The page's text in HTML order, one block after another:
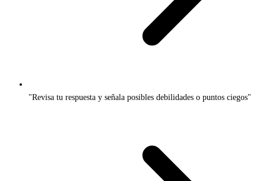
"Revisa tu respuesta y señala posibles debilidades o puntos ciegos"